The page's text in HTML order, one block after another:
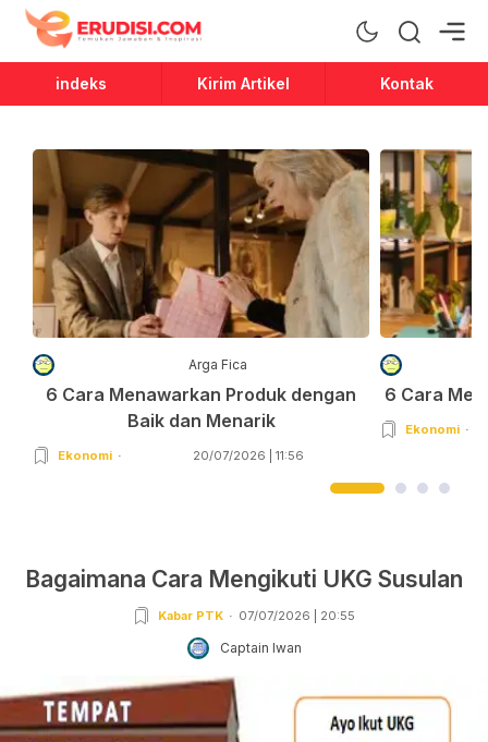
Erudisi
Temukan Jawaban dan Inspirasi
indeks Kirim Artikel Kontak
Arga Fica
6 Cara Menawarkan Produk dengan
Baik dan Menarik
Ekonomi 20/07/2026 | 11:56
6 Cara
Ekonomi
Bagaimana Cara Mengikuti UKG Susulan
Kabar PTK 07/07/2026 | 20:55
Captain Iwan